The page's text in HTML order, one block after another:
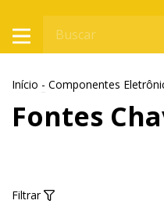
Início - Componentes
Fontes
Filtrar